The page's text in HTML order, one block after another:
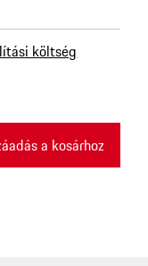
költség
a kosárhoz